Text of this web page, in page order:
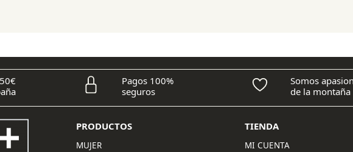
hasta
6,95 €
Pagos 100%
seguros
Somos
de la montaña
PRODUCTOS
MUJER
TIENDA
MI CUENTA